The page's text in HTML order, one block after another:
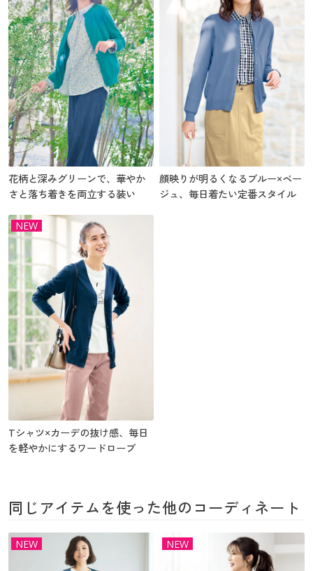
花柄と深みグリーンで、華やか
さと落ち着きを両立する装い
顔映りが明るくなるブルー×ベー
ジュ、毎日着たい定番スタイル
NEW
Tシャツ×カーデの抜け感、毎日
を軽やかにするワードローブ
同じアイテムを使った他のコーディネート
NEW NEW